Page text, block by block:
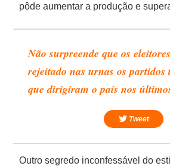
pôde aumentar a produção e
Não surpreende que os
rejeitado nas urnas os partidos
que dirigiram o país nos
Tweet
Outro segredo inconfessável do